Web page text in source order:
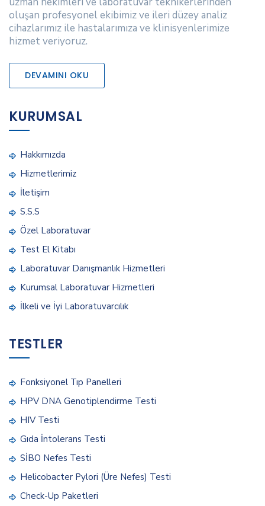
oluşan profesyonel ekibimiz ve ileri düzey analiz
cihazlarımız ile hastalarımıza ve klinisyenlerimize
hizmet veriyoruz.
DEVAMINI OKU
KURUMSAL
Hakkımızda
Hizmetlerimiz
İletişim
S.S.S
Özel Laboratuvar
Test El Kitabı
Laboratuvar Danışmanlık Hizmetleri
Kurumsal Laboratuvar Hizmetleri
İlkeli ve İyi Laboratuvarcılık
TESTLER
Fonksiyonel Tıp Panelleri
HPV DNA Genotiplendirme Testi
HIV Testi
Gıda İntolerans Testi
SİBO Nefes Testi
Helicobacter Pylori (Üre Nefes) Testi
Check-Up Paketleri